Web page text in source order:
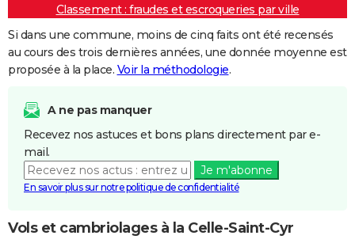
Classement : fraudes et escroqueries par ville
Si dans une commune, moins de cinq faits ont été recensés
au cours des trois dernières années, une donnée moyenne est
proposée à la place. Voir la méthodologie.
A ne pas manquer
Recevez nos astuces et bons plans directement par e-
mail.
Je m'abonne
En savoir plus sur notre politique de confidentialité
Vols et cambriolages à la Celle-Saint-Cyr